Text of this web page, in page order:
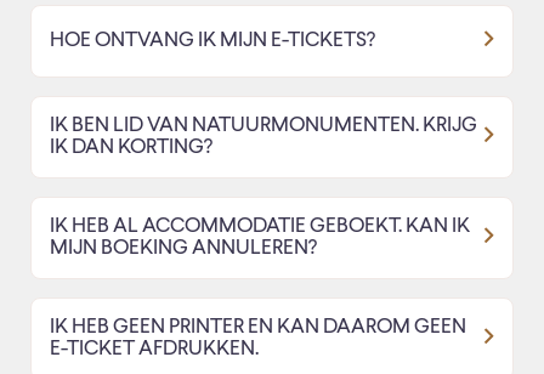
HOE ONTVANG IK MIJN E-TICKETS?
IK BEN LID VAN NATUURMONUMENTEN. KRIJG
IK DAN KORTING?
IK HEB AL ACCOMMODATIE GEBOEKT. KAN IK
MIJN BOEKING ANNULEREN?
IK HEB GEEN PRINTER EN KAN DAAROM GEEN
E-TICKET AFDRUKKEN.